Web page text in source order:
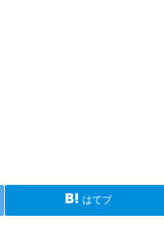
はてブ